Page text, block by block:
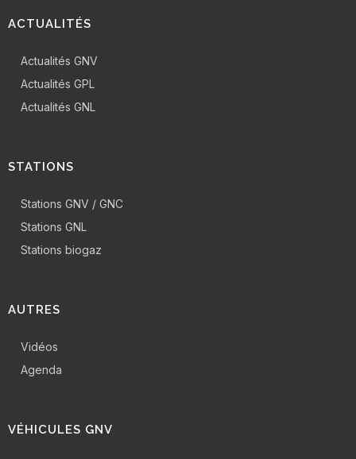
ACTUALITÉS
Actualités GNV
Actualités GPL
Actualités GNL
STATIONS
Stations GNV / GNC
Stations GNL
Stations biogaz
AUTRES
Vidéos
Agenda
VÉHICULES GNV